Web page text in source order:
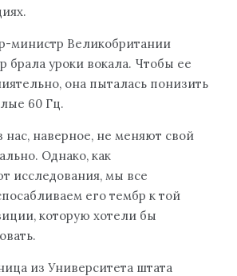
министр Великобритании
брала уроки вокала. Чтобы ее
она пыталась понизить
60 Гц.
нас, наверное, не меняют свой
Однако, как
исследования, мы все
его тембр к той
которую хотели бы
из Университета штата